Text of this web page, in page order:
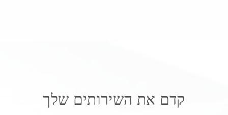
קדם את השירותים שלך